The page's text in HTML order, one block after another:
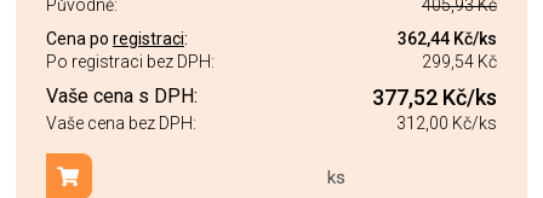
Původně:
405,93 Kč
Cena po registraci: 362,44 Kč/ks
Po registraci bez DPH:
299,54 Kč
Vaše cena s DPH: 377,52 Kč/ks
Vaše cena bez DPH: 312,00 Kč/ks
ks
Přidat do košíku